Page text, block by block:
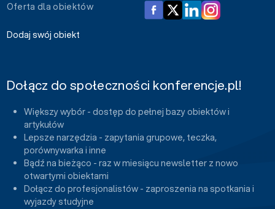
Oferta dla obiektów
Dodaj swój obiekt
Dołącz do społeczności konferencje.pl!
Większy wybór - dostęp do pełnej bazy obiektów i
artykułów
Lepsze narzędzia - zapytania grupowe, teczka,
porównywarka i inne
Bądź na bieżąco - raz w miesiącu newsletter z nowo
otwartymi obiektami
Dołącz do profesjonalistów - zaproszenia na spotkania i
wyjazdy studyjne